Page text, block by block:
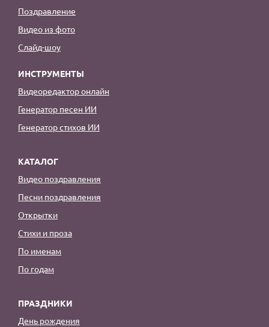
Поздравление
Видео из фото
Слайд-шоу
ИНСТРУМЕНТЫ
Видеоредактор онлайн
Генератор песен ИИ
Генератор стихов ИИ
КАТАЛОГ
Видео поздравления
Песни поздравления
Открытки
Стихи и проза
По именам
По годам
ПРАЗДНИКИ
День рождения